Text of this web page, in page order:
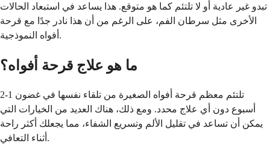
تبدو غير عادية أو لا تلتئم كما هو متوقع. هذا يساعد في استبعاد الحالات
الأخرى مثل سرطان الفم، على الرغم من أن هذا نادر جدًا مع قرحة
أفواه النموذجية.
ما هو علاج قرحة أفواه؟
تلتئم معظم قرحة أفواه الصغيرة من تلقاء نفسها في غضون 1-2
أسبوع دون أي علاج محدد. ومع ذلك، هناك العديد من الخيارات التي
يمكن أن تساعد في تقليل الألم وتسريع الشفاء، مما يجعلك أكثر راحة
أثناء التعافي.